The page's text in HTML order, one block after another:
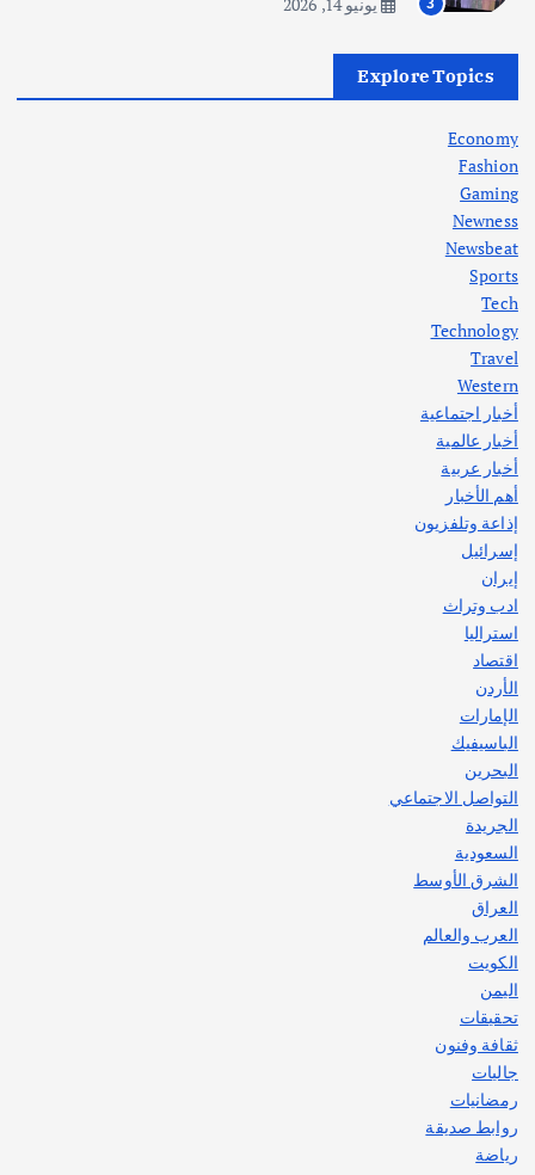
في جذور المشكلة وحلولها المستدامة
أهم الأخبار
اختتام ورشة السينوغرافيا في مدينة كلباء الاماراتية
أغسطس 3, 2026
Explore Topics
Economy
Fashion
Gaming
Newness
Newsbeat
Sports
Tech
Technology
Travel
Western
أخبار اجتماعية
أخبار عالمية
أخبار عربية
أهم الأخبار
إذاعة وتلفزيون
إسرائيل
إيران
ادب وتراث
استراليا
اقتصاد
الأردن
الإمارات
الباسيفيك
البحرين
التواصل الاجتماعي
الجريدة
السعودية
الشرق الأوسط
العراق
العرب والعالم
الكويت
اليمن
تحقيقات
ثقافة وفنون
جاليات
رمضانيات
روابط صديقة
رياضة